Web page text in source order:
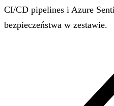
CI/CD pipelines i Azure
bezpieczeństwa w zestawie.